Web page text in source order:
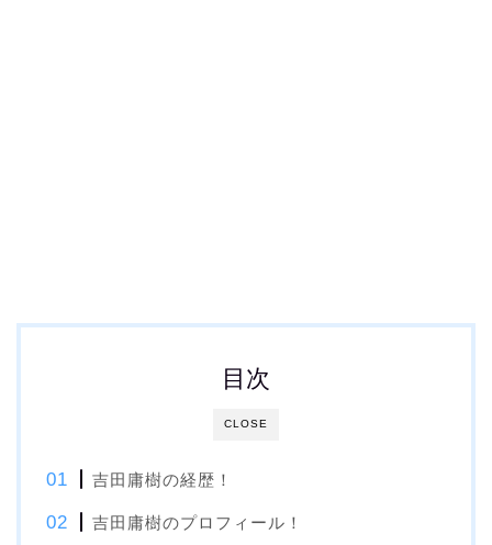
CLOSE
目次
吉田庸樹の経歴！
吉田庸樹のプロフィール！